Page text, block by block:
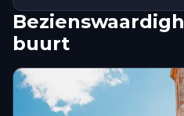
buurt